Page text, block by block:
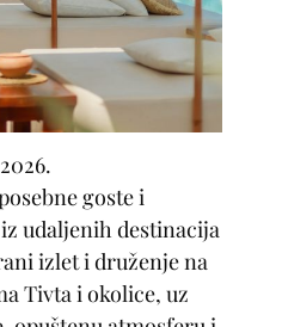
goste i
udaljenih destinacija
izlet i druženje na
Tivta i okolice, uz